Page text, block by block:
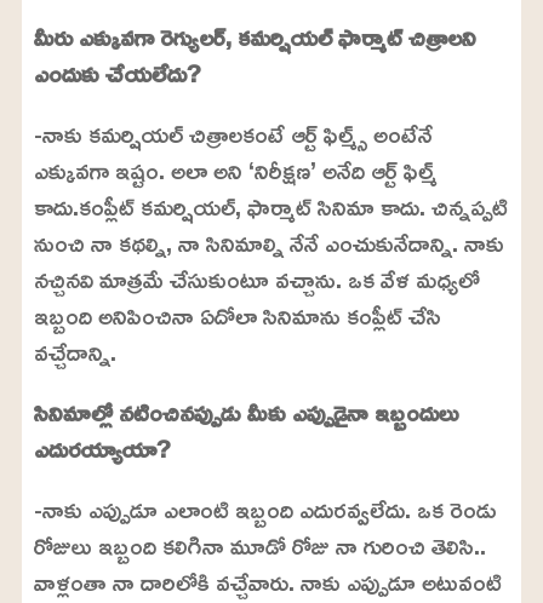
మీరు ఎక్కువగా రెగ్యులర్, కమర్షియల్ ఫార్మాట్ చిత్రాలని
ఎందుకు చేయలేదు?
-నాకు కమర్షియల్ చిత్రాలకంటే ఆర్ట్ ఫిల్మ్స్ అంటేనే
ఎక్కువగా ఇష్టం. అలా అని ‘నిరీక్షణ’ అనేది ఆర్ట్ ఫిల్మ్
కాదు.కంప్లీట్ కమర్షియల్, ఫార్మాట్ సినిమా కాదు. చిన్నప్పటి
నుంచి నా కథల్ని, నా సినిమాల్ని నేనే ఎంచుకునేదాన్ని. నాకు
నచ్చినవి మాత్రమే చేసుకుంటూ వచ్చాను. ఒక వేళ మధ్యలో
ఇబ్బంది అనిపించినా ఏదోలా సినిమాను కంప్లీట్ చేసి
వచ్చేదాన్ని.
సినిమాల్లో నటించినప్పుడు మీకు ఎప్పుడైనా ఇబ్బందులు
ఎదురయ్యాయా?
-నాకు ఎప్పుడూ ఎలాంటి ఇబ్బంది ఎదురవ్వలేదు. ఒక రెండు
రోజులు ఇబ్బంది కలిగినా మూడో రోజు నా గురించి తెలిసి..
వాళ్లంతా నా దారిలోకి వచ్చేవారు. నాకు ఎప్పుడూ అటువంటి